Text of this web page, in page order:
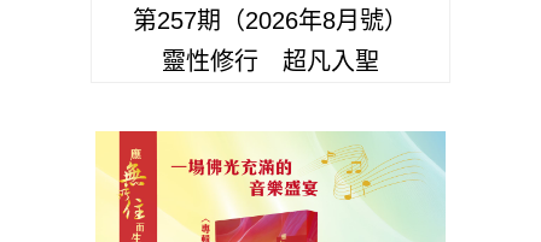
第257期（2026年8月號）
靈性修行 超凡入聖